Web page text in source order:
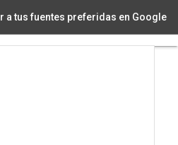
a tus fuentes preferidas en Google